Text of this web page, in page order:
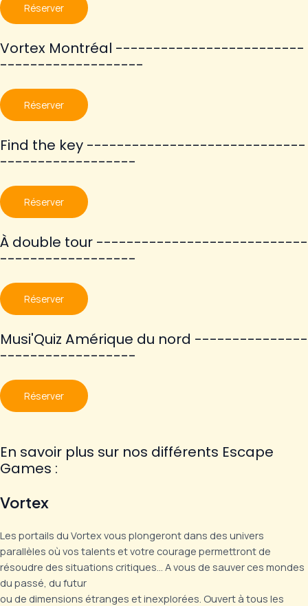
Réserver
Vortex Montréal -------------------------
-------------------
Réserver
Find the key -----------------------------
------------------
Réserver
À double tour ----------------------------
------------------
Réserver
Musi'Quiz Amérique du nord ---------------
------------------
Réserver
En savoir plus sur nos différents Escape
Games :
Vortex
Les portails du Vortex vous plongeront dans des univers
parallèles où vos talents et votre courage permettront de
résoudre des situations critiques… A vous de sauver ces mondes
du passé, du futur
ou de dimensions étranges et inexplorées. Ouvert à tous les